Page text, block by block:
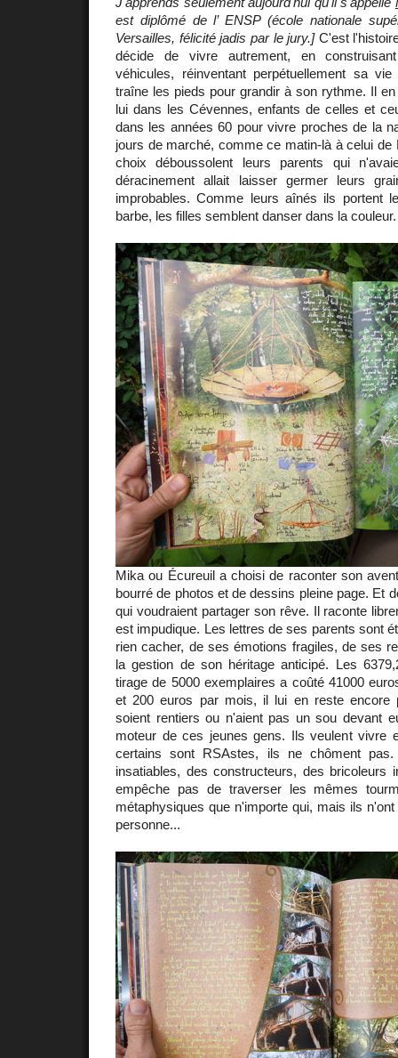
est diplômé de l’ ENSP (école nationale
Versailles, félicité jadis par le jury.]C'est
décide de vivre autrement, en
véhicules, réinventant perpétuellement sa
traîne les pieds pour grandir à son rythme. Il
lui dans les Cévennes, enfants de celles et
dans les années 60 pour vivre proches de la
jours de marché, comme ce matin-là à celui de
choix déboussolent leurs parents qui
déracinement allait laisser germer leurs
improbables. Comme leurs aînés ils portent
barbe, les filles semblent danser dans la couleur.
Mika ou Écureuil a choisi de raconter son
bourré de photos et de dessins pleine page. Et
qui voudraient partager son rêve. Il raconte
est impudique. Les lettres de ses parents sont
rien cacher, de ses émotions fragiles, de ses
la gestion de son héritage anticipé. Les
tirage de 5000 exemplaires a coûté 41000
et 200 euros par mois, il lui en reste encore
soient rentiers ou n'aient pas un sou devant
moteur de ces jeunes gens. Ils veulent vivre
certains sont RSAstes, ils ne chôment
insatiables, des constructeurs, des bricoleurs
empêche pas de traverser les mêmes
métaphysiques que n'importe qui, mais ils
personne...